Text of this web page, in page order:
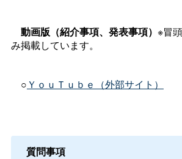
動画版（紹介事項、発表事項） ※冒
み掲載しています。
○ＹｏｕＴｕｂｅ（外部サイト）
質問事項